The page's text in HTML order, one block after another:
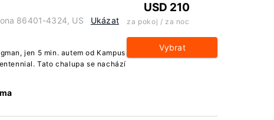
86401-4324, US
Ukázat
jen 5 min. autem od Kampus
Tato chalupa se nachází
USD 210
za pokoj / za noc
Vybrat